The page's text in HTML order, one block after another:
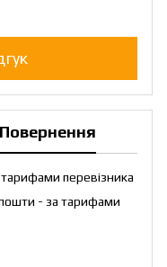
Повернення
перевізника
- за тарифами